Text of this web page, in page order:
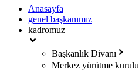
Anasayfa
genel başkanımız
kadromuz
Başkanlık Divanı
Merkez yürütme kurulu